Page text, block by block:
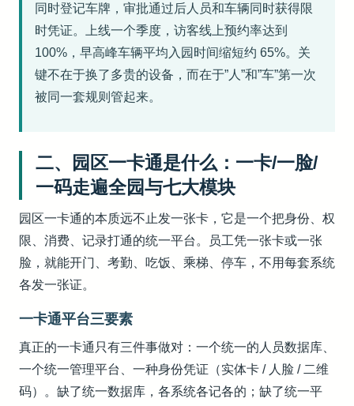
同时登记车牌，审批通过后人员和车辆同时获得限
时凭证。上线一个季度，访客线上预约率达到
100%，早高峰车辆平均入园时间缩短约 65%。关
键不在于换了多贵的设备，而在于”人”和”车”第一次
被同一套规则管起来。
二、园区一卡通是什么：一卡/一脸/
一码走遍全园与七大模块
园区一卡通的本质远不止发一张卡，它是一个把身份、权
限、消费、记录打通的统一平台。员工凭一张卡或一张
脸，就能开门、考勤、吃饭、乘梯、停车，不用每套系统
各发一张证。
一卡通平台三要素
真正的一卡通只有三件事做对：一个统一的人员数据库、
一个统一管理平台、一种身份凭证（实体卡 / 人脸 / 二维
码）。缺了统一数据库，各系统各记各的；缺了统一平